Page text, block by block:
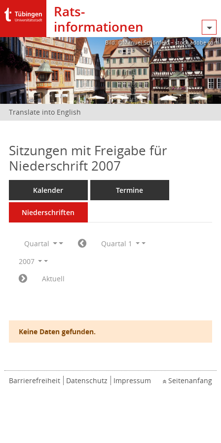
Rats­
informationen
Bild: @Manuel Schönfeld – stock.adobe.com
Translate into English
Sitzungen mit Freigabe für
Niederschrift 2007
Kalender Termine
Niederschriften
Quartal
Quartal 1
2007
Aktuell
Keine Daten gefunden.
Barrierefreiheit Datenschutz Impressum Seitenanfang